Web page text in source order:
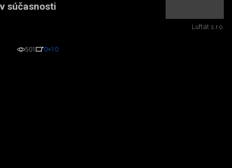
súčasnosti
501 0+10
Luftät s.r.o.